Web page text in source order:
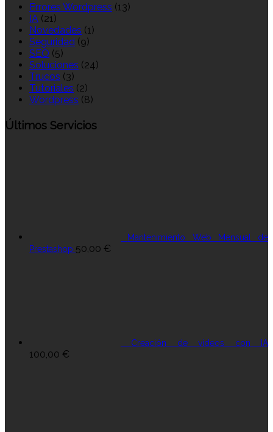
Errores Wordpress (13)
IA (21)
Novedades (1)
Seguridad (9)
SEO (5)
Soluciones (24)
Trucos (3)
Tutoriales (2)
Wordpress (8)
Últimos Servicios
Mantenimiento Web Mensual de
Prestashop 50,00 €
Creación de vídeos con IA
100,00 €